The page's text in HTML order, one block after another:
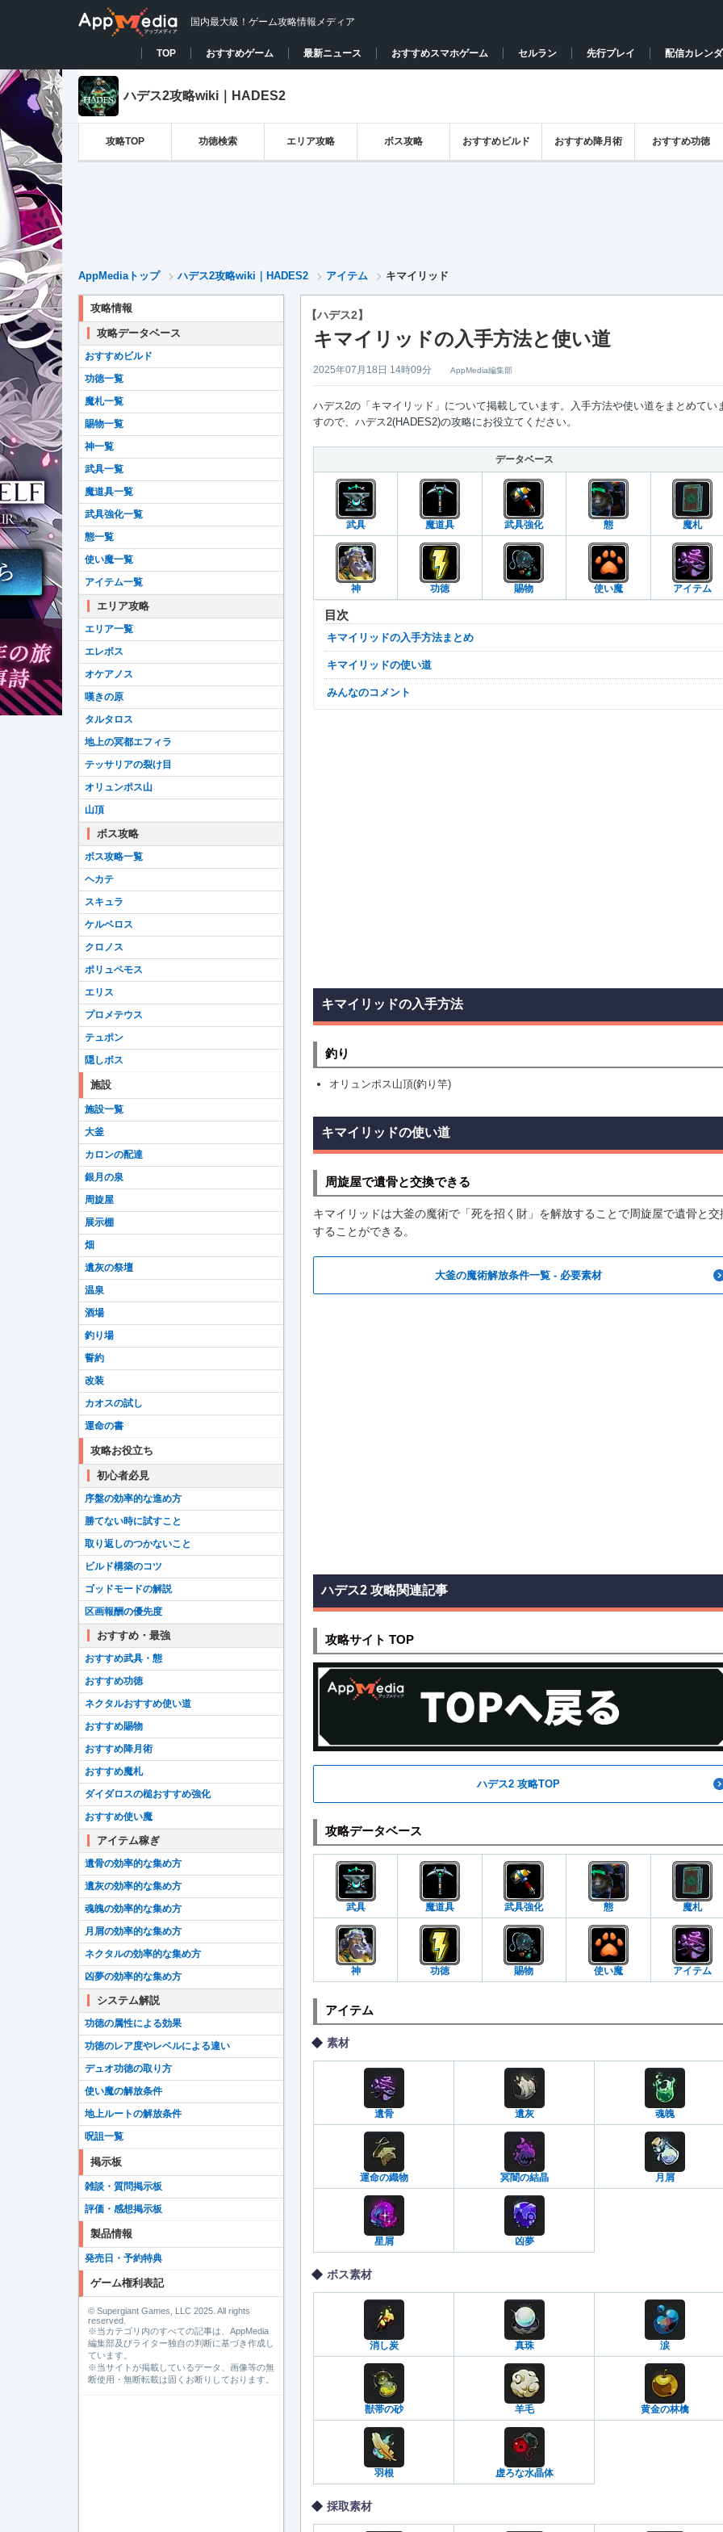
国内最大級！ゲーム攻略情報メディア
TOP おすすめゲーム 最新ニュース おすすめスマホゲーム セルラン 先行プレイ 配信カレン
ハデス2攻略wiki｜HADES2
攻略TOP 功徳検索 エリア攻略 ボス攻略 おすすめビルド おすすめ降月術 おすすめ功徳
AppMediaトップ ハデス2攻略wiki｜HADES2 アイテム キマイリッド
【ハデス2】
キマイリッドの入手方法と使い道
2025年07月18日 14時09分 AppMedia編集部
ハデス2の「キマイリッド」について掲載しています。入手方法や使い道をまとめてい
すので、ハデス2(HADES2)の攻略にお役立てください。
データベース
武具 魔道具 武具強化 態 魔札
神 功徳 賜物 使い魔 アイテム
目次
キマイリッドの入手方法まとめ
キマイリッドの使い道
みんなのコメント
キマイリッドの入手方法
釣り
オリュンポス山頂(釣り竿)
キマイリッドの使い道
周旋屋で遺骨と交換できる
キマイリッドは大釜の魔術で「死を招く財」を解放することで周旋屋で遺骨と交
することができる。
大釜の魔術解放条件一覧 - 必要素材
ハデス2 攻略関連記事
攻略サイト TOP
ハデス2 攻略TOP
攻略データベース
武具 魔道具 武具強化 態 魔札
神 功徳 賜物 使い魔 アイテム
アイテム
素材
遺骨 遺灰 魂魄
運命の織物 冥闇の結晶 月屑
星屑 凶夢
ボス素材
消し炭 真珠 涙
獣帯の砂 羊毛 黄金の林檎
羽根 虚ろな水晶体
採取素材
攻略情報
攻略データベース
おすすめビルド
功徳一覧
魔札一覧
賜物一覧
神一覧
武具一覧
魔道具一覧
武具強化一覧
態一覧
使い魔一覧
アイテム一覧
エリア攻略
エリア一覧
エレボス
オケアノス
嘆きの原
タルタロス
地上の冥都エフィラ
テッサリアの裂け目
オリュンポス山
山頂
ボス攻略
ボス攻略一覧
ヘカテ
スキュラ
ケルベロス
クロノス
ポリュペモス
エリス
プロメテウス
テュポン
隠しボス
施設
施設一覧
大釜
カロンの配達
銀月の泉
周旋屋
展示棚
畑
遺灰の祭壇
温泉
酒場
釣り場
誓約
改装
カオスの試し
運命の書
攻略お役立ち
初心者必見
序盤の効率的な進め方
勝てない時に試すこと
取り返しのつかないこと
ビルド構築のコツ
ゴッドモードの解説
区画報酬の優先度
おすすめ・最強
おすすめ武具・態
おすすめ功徳
ネクタルおすすめ使い道
おすすめ賜物
おすすめ降月術
おすすめ魔札
ダイダロスの槌おすすめ強化
おすすめ使い魔
アイテム稼ぎ
遺骨の効率的な集め方
遺灰の効率的な集め方
魂魄の効率的な集め方
月屑の効率的な集め方
ネクタルの効率的な集め方
凶夢の効率的な集め方
システム解説
功徳の属性による効果
功徳のレア度やレベルによる違い
デュオ功徳の取り方
使い魔の解放条件
地上ルートの解放条件
呪詛一覧
掲示板
雑談・質問掲示板
評価・感想掲示板
製品情報
発売日・予約特典
ゲーム権利表記
© Supergiant Games, LLC 2025. All rights
reserved.
※当カテゴリ内のすべての記事は、AppMedia
編集部及びライター独自の判断に基づき作成し
ています。
※当サイトが掲載しているデータ、画像等の無
断使用・無断転載は固くお断りしております。